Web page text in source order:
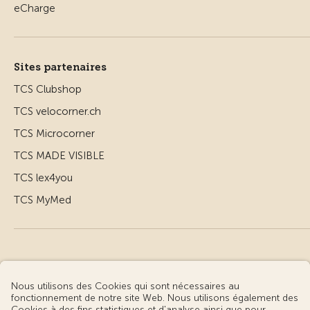
Sites partenaires
TCS Clubshop
TCS velocorner.ch
TCS Microcorner
TCS MADE VISIBLE
TCS lex4you
TCS MyMed